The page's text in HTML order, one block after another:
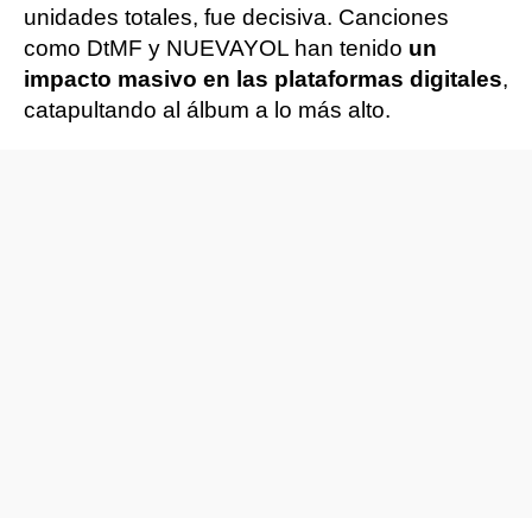
unidades totales, fue decisiva. Canciones
como DtMF y NUEVAYOL han tenido un
impacto masivo en las plataformas digitales,
catapultando al álbum a lo más alto.